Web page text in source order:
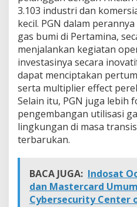
3.103 industri dan
kecil. PGN dalam
gas bumi di Pertamina,
menjalankan kegiatan
investasinya secara
dapat menciptakan
serta multiplier effect
Selain itu, PGN juga lebih
pengembangan utilisasi
lingkungan di masa
terbarukan.
BACA JUGA: Indosat
dan Mastercard
Cybersecurity Center